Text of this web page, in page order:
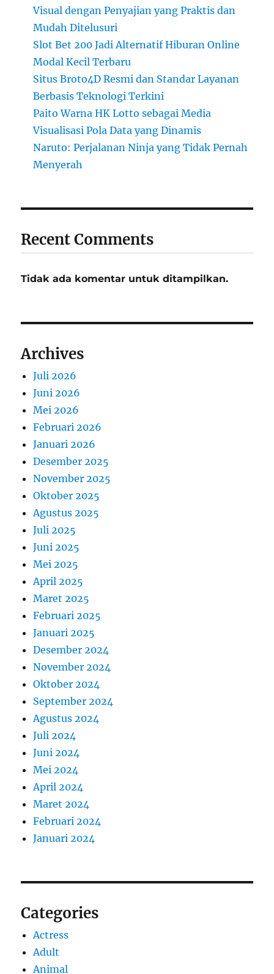
Visual dengan Penyajian yang Praktis dan
Mudah Ditelusuri
Slot Bet 200 Jadi Alternatif Hiburan Online
Modal Kecil Terbaru
Situs Broto4D Resmi dan Standar Layanan
Berbasis Teknologi Terkini
Paito Warna HK Lotto sebagai Media
Visualisasi Pola Data yang Dinamis
Naruto: Perjalanan Ninja yang Tidak Pernah
Menyerah
Recent Comments
Tidak ada komentar untuk ditampilkan.
Archives
Juli 2026
Juni 2026
Mei 2026
Februari 2026
Januari 2026
Desember 2025
November 2025
Oktober 2025
Agustus 2025
Juli 2025
Juni 2025
Mei 2025
April 2025
Maret 2025
Februari 2025
Januari 2025
Desember 2024
November 2024
Oktober 2024
September 2024
Agustus 2024
Juli 2024
Juni 2024
Mei 2024
April 2024
Maret 2024
Februari 2024
Januari 2024
Categories
Actress
Adult
Animal